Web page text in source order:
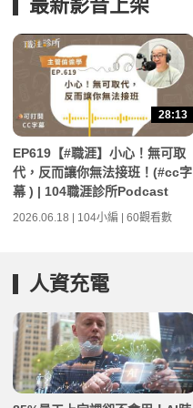
最新影音上架
28:13
EP619【#職涯】小心！無可取
代，反而讓你無法接班！(#cc字
幕 ) | 104職涯診所Podcast
2026.06.18 | 104小編 | 60觀看數
人資充電